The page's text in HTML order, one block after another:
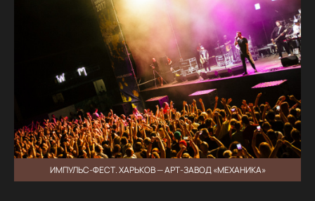
ИМПУЛЬС-ФЕСТ. ХАРЬКОВ — АРТ-ЗАВОД «МЕХАНИКА»